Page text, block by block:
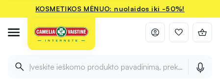
KOSMETIKOS MĖNUO: nuolaidos iki -50%!
Įveskite ieškomo produkto pavadinimą, prekės ženklą ir